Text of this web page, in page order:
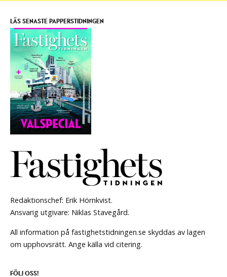
Redaktionschef: Erik Hörnkvist.
Ansvarig utgivare: Niklas Stavegård.
All information på fastighetstidningen.se skyddas av lagen
om upphovsrätt. Ange källa vid citering.
FÖLJ OSS!
LÄS SENASTE PAPPERSTIDNINGEN